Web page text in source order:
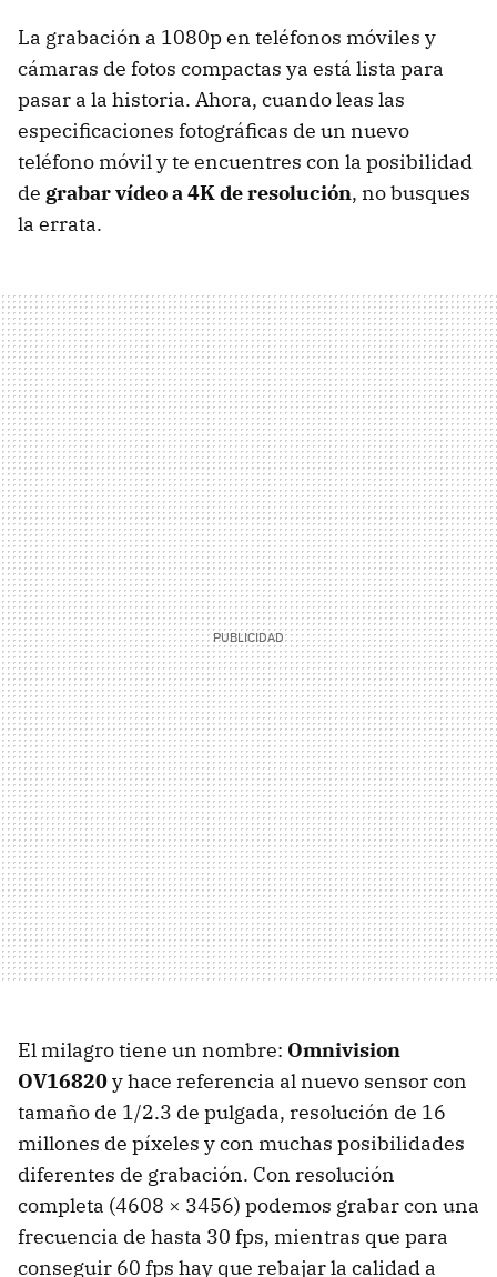
La grabación a 1080p en teléfonos móviles y
cámaras de fotos compactas ya está lista para
pasar a la historia. Ahora, cuando leas las
especificaciones fotográficas de un nuevo
teléfono móvil y te encuentres con la posibilidad
de grabar vídeo a 4K de resolución, no busques
la errata.
El milagro tiene un nombre: Omnivision
OV16820y hace referencia al nuevo sensor con
tamaño de 1/2.3 de pulgada, resolución de 16
millones de píxeles y con muchas posibilidades
diferentes de grabación. Con resolución
completa (4608 × 3456) podemos grabar con una
frecuencia de hasta 30 fps, mientras que para
conseguir 60 fps hay que rebajar la calidad a